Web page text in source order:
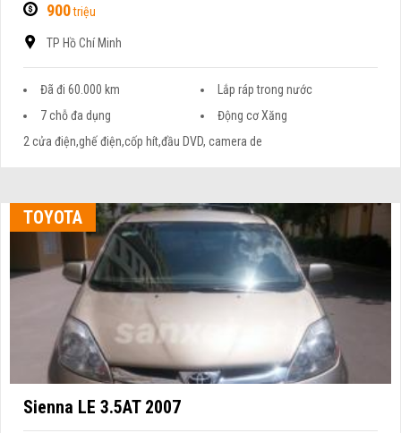
900triệu
TP Hồ Chí Minh
Đã đi 60.000 km
Lắp ráp trong nước
7 chỗ đa dụng
Động cơ Xăng
2 cửa điện,ghế điện,cốp hít,đầu DVD, camera de
TOYOTA
Sienna LE 3.5AT 2007